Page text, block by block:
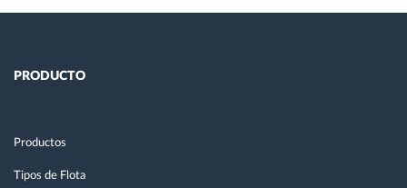
PRODUCTO
Productos
Tipos de Flota